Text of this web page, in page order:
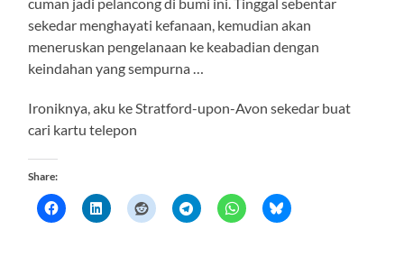
sekedar menghayati kefanaan, kemudian akan
meneruskan pengelanaan ke keabadian dengan
keindahan yang sempurna …
Ironiknya, aku ke Stratford-upon-Avon sekedar buat
cari kartu telepon
Share: